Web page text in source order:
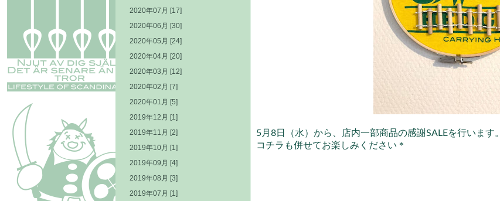
5月8日（水）から、 店内一部商品の感謝SALEを行います。
コチラも併せてお楽しみください＊
2020年07月 [17]
2020年06月 [30]
2020年05月 [24]
2020年04月 [20]
2020年03月 [12]
2020年02月 [7]
2020年01月 [5]
2019年12月 [1]
2019年11月 [2]
2019年10月 [1]
2019年09月 [4]
2019年08月 [3]
2019年07月 [1]